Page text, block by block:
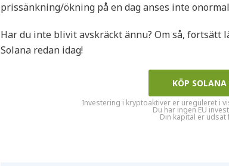
prissänkning/ökning på en dag anses inte
Har du inte blivit avskräckt ännu? Om så, fortsätt
Solana redan idag!
KÖP SOLANA
Investering i kryptoaktiver er ureguleret i
Du har ingen EU
Din kapital er udsat